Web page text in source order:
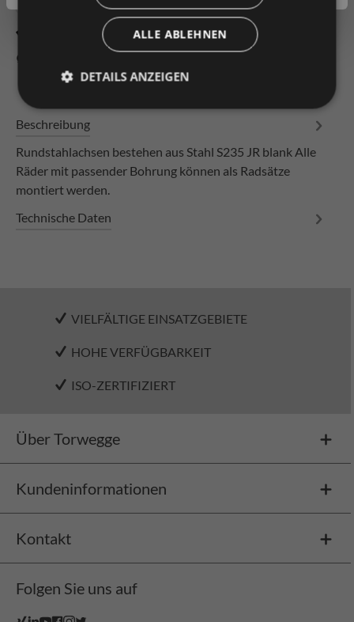
Zum Merkzettel hinzufügen
Beschreibung
Rundstahlachsen bestehen aus Stahl S235 JR blank Alle
Räder mit passender Bohrung können als Radsätze
montiert werden.
Technische Daten
VIELFÄLTIGE EINSATZGEBIETE
HOHE VERFÜGBARKEIT
ISO-ZERTIFIZIERT
Über Torwegge
Kundeninformationen
Kontakt
Folgen Sie uns auf
ALLE ABLEHNEN
DETAILS ANZEIGEN